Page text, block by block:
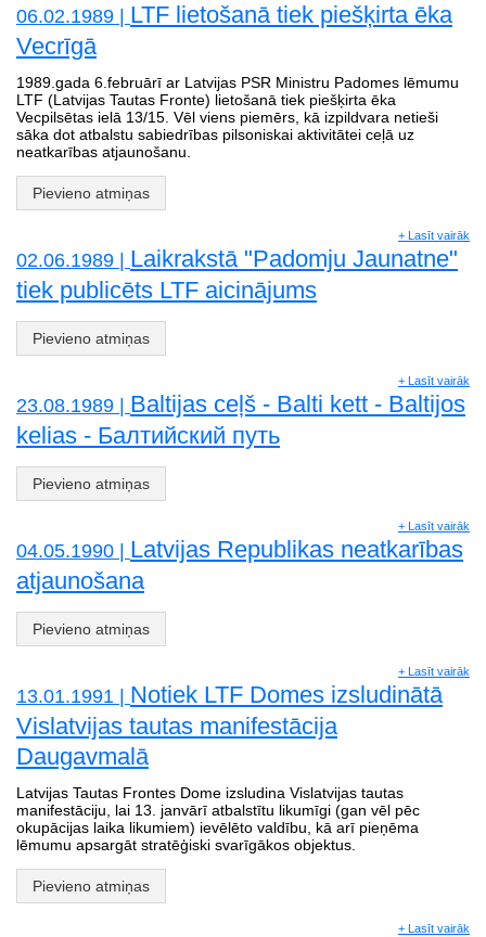
06.02.1989 | LTF lietošanā tiek piešķirta ēka
Vecrīgā
1989.gada 6.februārī ar Latvijas PSR Ministru Padomes lēmumu
LTF (Latvijas Tautas Fronte) lietošanā tiek piešķirta ēka
Vecpilsētas ielā 13/15. Vēl viens piemērs, kā izpildvara netieši
sāka dot atbalstu sabiedrības pilsoniskai aktivitātei ceļā uz
neatkarības atjaunošanu.
Pievieno atmiņas
+ Lasīt vairāk
02.06.1989 | Laikrakstā "Padomju Jaunatne"
tiek publicēts LTF aicinājums
Pievieno atmiņas
+ Lasīt vairāk
23.08.1989 | Baltijas ceļš - Balti kett - Baltijos
kelias - Балтийский путь
Pievieno atmiņas
+ Lasīt vairāk
04.05.1990 | Latvijas Republikas neatkarības
atjaunošana
Pievieno atmiņas
+ Lasīt vairāk
13.01.1991 | Notiek LTF Domes izsludinātā
Vislatvijas tautas manifestācija
Daugavmalā
Latvijas Tautas Frontes Dome izsludina Vislatvijas tautas
manifestāciju, lai 13. janvārī atbalstītu likumīgi (gan vēl pēc
okupācijas laika likumiem) ievēlēto valdību, kā arī pieņēma
lēmumu apsargāt stratēģiski svarīgākos objektus.
Pievieno atmiņas
+ Lasīt vairāk